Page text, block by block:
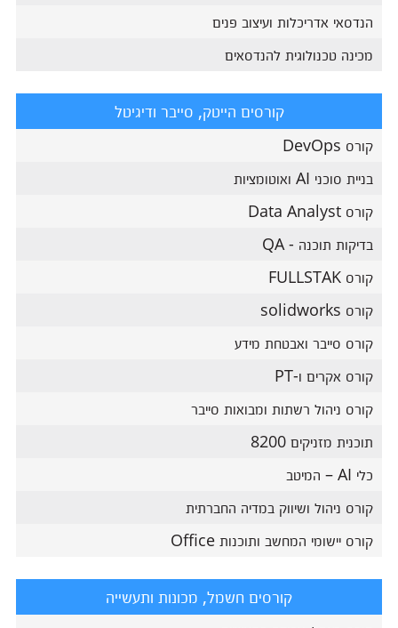
הנדסאי אדריכלות ועיצוב פנים
מכינה טכנולוגית להנדסאים
קורסים הייטק, סייבר ודיגיטל
קורס DevOps
בניית סוכני AI ואוטומציות
קורס Data Analyst
בדיקות תוכנה - QA
קורס FULLSTAK
קורס solidworks
קורס סייבר ואבטחת מידע
קורס אקרים ו-PT
קורס ניהול רשתות ומבואות סייבר
תוכנית מזניקים 8200
כלי AI – המיטב
קורס ניהול ושיווק במדיה החברתית
קורס יישומי המחשב ותוכנות Office
קורסים חשמל, מכונות ותעשייה